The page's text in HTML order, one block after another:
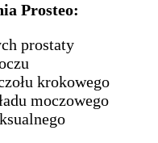
Prosteo:
prostaty
krokowego
moczowego